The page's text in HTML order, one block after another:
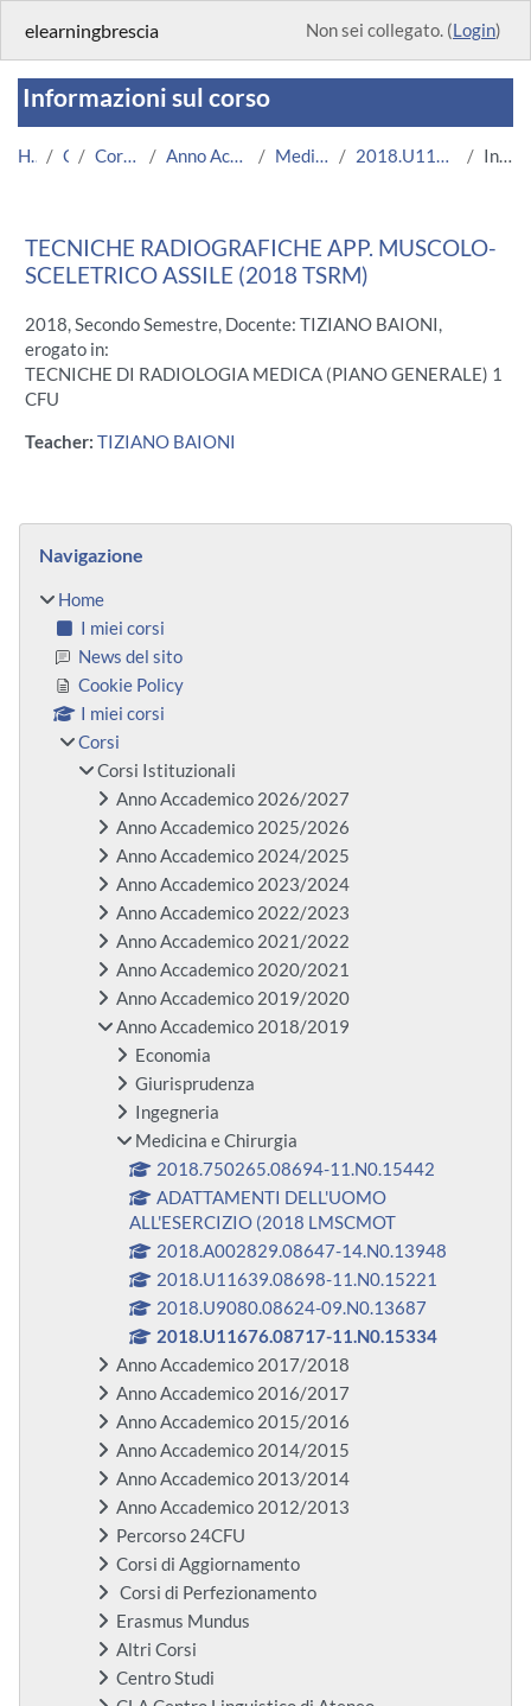
elearningbrescia Non sei collegato. (Login)
Informazioni sul corso
Home Corsi Corsi Istituzionali Anno Accademico 2018/2019 Medicina e Chirurgia 2018.U11676.08717-11.N0.15334 Introduzione
TECNICHE RADIOGRAFICHE APP. MUSCOLO-
SCELETRICO ASSILE (2018 TSRM)
2018, Secondo Semestre, Docente: TIZIANO BAIONI,
erogato in:
TECNICHE DI RADIOLOGIA MEDICA (PIANO GENERALE) 1
CFU
Teacher: TIZIANO BAIONI
Blocchi
Navigazione
Home
I miei corsi
News del sito
Cookie Policy
I miei corsi
Corsi
Corsi Istituzionali
Anno Accademico 2026/2027
Anno Accademico 2025/2026
Anno Accademico 2024/2025
Anno Accademico 2023/2024
Anno Accademico 2022/2023
Anno Accademico 2021/2022
Anno Accademico 2020/2021
Anno Accademico 2019/2020
Anno Accademico 2018/2019
Economia
Giurisprudenza
Ingegneria
Medicina e Chirurgia
2018.750265.08694-11.N0.15442
ADATTAMENTI DELL'UOMO
ALL'ESERCIZIO (2018 LMSCMOT
2018.A002829.08647-14.N0.13948
2018.U11639.08698-11.N0.15221
2018.U9080.08624-09.N0.13687
2018.U11676.08717-11.N0.15334
Anno Accademico 2017/2018
Anno Accademico 2016/2017
Anno Accademico 2015/2016
Anno Accademico 2014/2015
Anno Accademico 2013/2014
Anno Accademico 2012/2013
Percorso 24CFU
Corsi di Aggiornamento
Corsi di Perfezionamento
Erasmus Mundus
Altri Corsi
Centro Studi